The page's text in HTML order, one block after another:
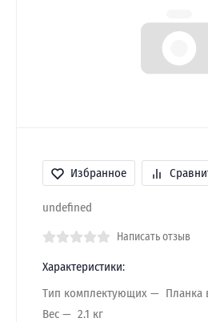
Избранное
undefined
Написать отзыв
Характеристики:
Тип комплектующих
Планка
Вес
2.1 кг